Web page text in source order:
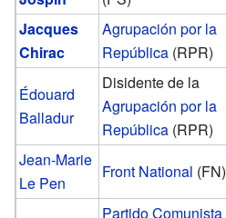
Jacques
Chirac
Agrupación por la
República (RPR)
Édouard
Balladur
Disidente de la
Agrupación por la
República (RPR)
Jean-Marie
Le Pen
Front National (FN)
Partido Comunista